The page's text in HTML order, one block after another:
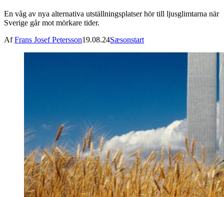
En våg av nya alternativa utställningsplatser hör till ljusglimtarna när
Sverige går mot mörkare tider.
AfFrans Josef Petersson19.08.24Sæsonstart